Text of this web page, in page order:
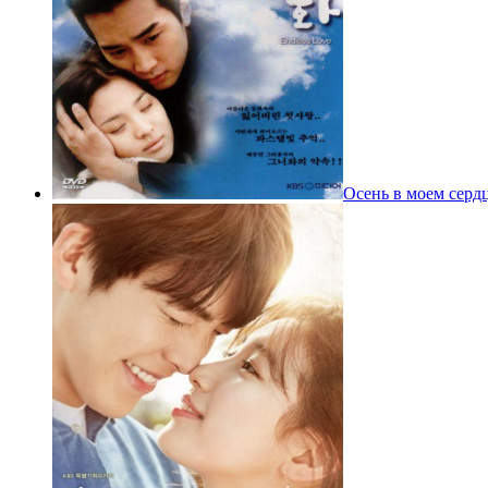
Осень в моем